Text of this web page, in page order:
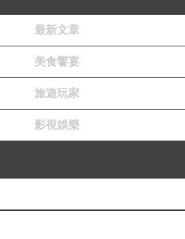
最新文章
美食饗宴
旅遊玩家
影視娛樂